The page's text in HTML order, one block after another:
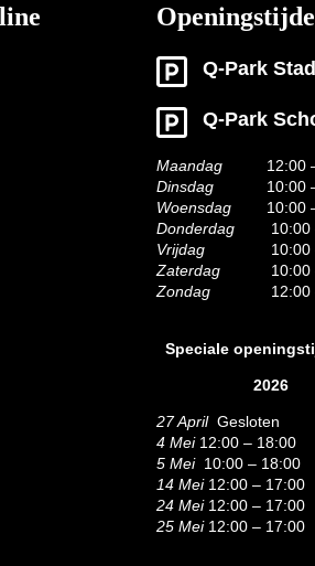
Q-Park
Q-Park
Maandag
12:00
Dinsdag
10:00
Woensdag
10:00
Donderdag
10:00
Vrijdag
10:00
Zaterdag
10:00
Zondag
12:00
Speciale
2026
27 AprilGesloten
4 Mei12:00 – 18:00
5 Mei10:00 – 18:00
14 Mei12:00 – 17:00
24 Mei12:00 – 17:00
25 Mei 12:00 – 17:00